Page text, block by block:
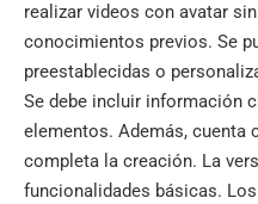
realizar videos con avatar
conocimientos previos. Se
preestablecidas o
Se debe incluir información
elementos. Además, cuenta
completa la creación. La
funcionalidades básicas.